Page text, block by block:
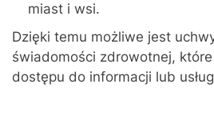
miast i wsi.
Dzięki temu możliwe jest
świadomości zdrowotnej,
dostępu do informacji lub